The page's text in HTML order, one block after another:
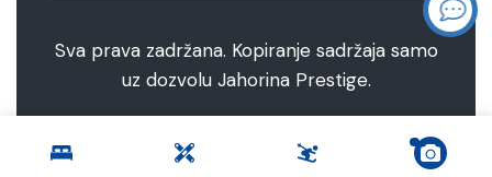
Sva prava zadržana. Kopiranje sadržaja samo
uz dozvolu Jahorina Prestige.